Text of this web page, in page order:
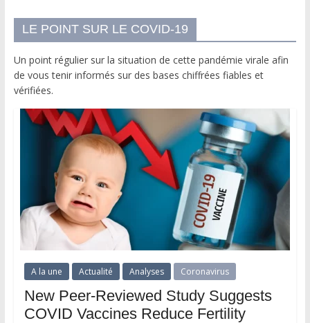
LE POINT SUR LE COVID-19
Un point régulier sur la situation de cette pandémie virale afin
de vous tenir informés sur des bases chiffrées fiables et
vérifiées.
A la une Actualité Analyses Coronavirus
New Peer-Reviewed Study Suggests
COVID Vaccines Reduce Fertility